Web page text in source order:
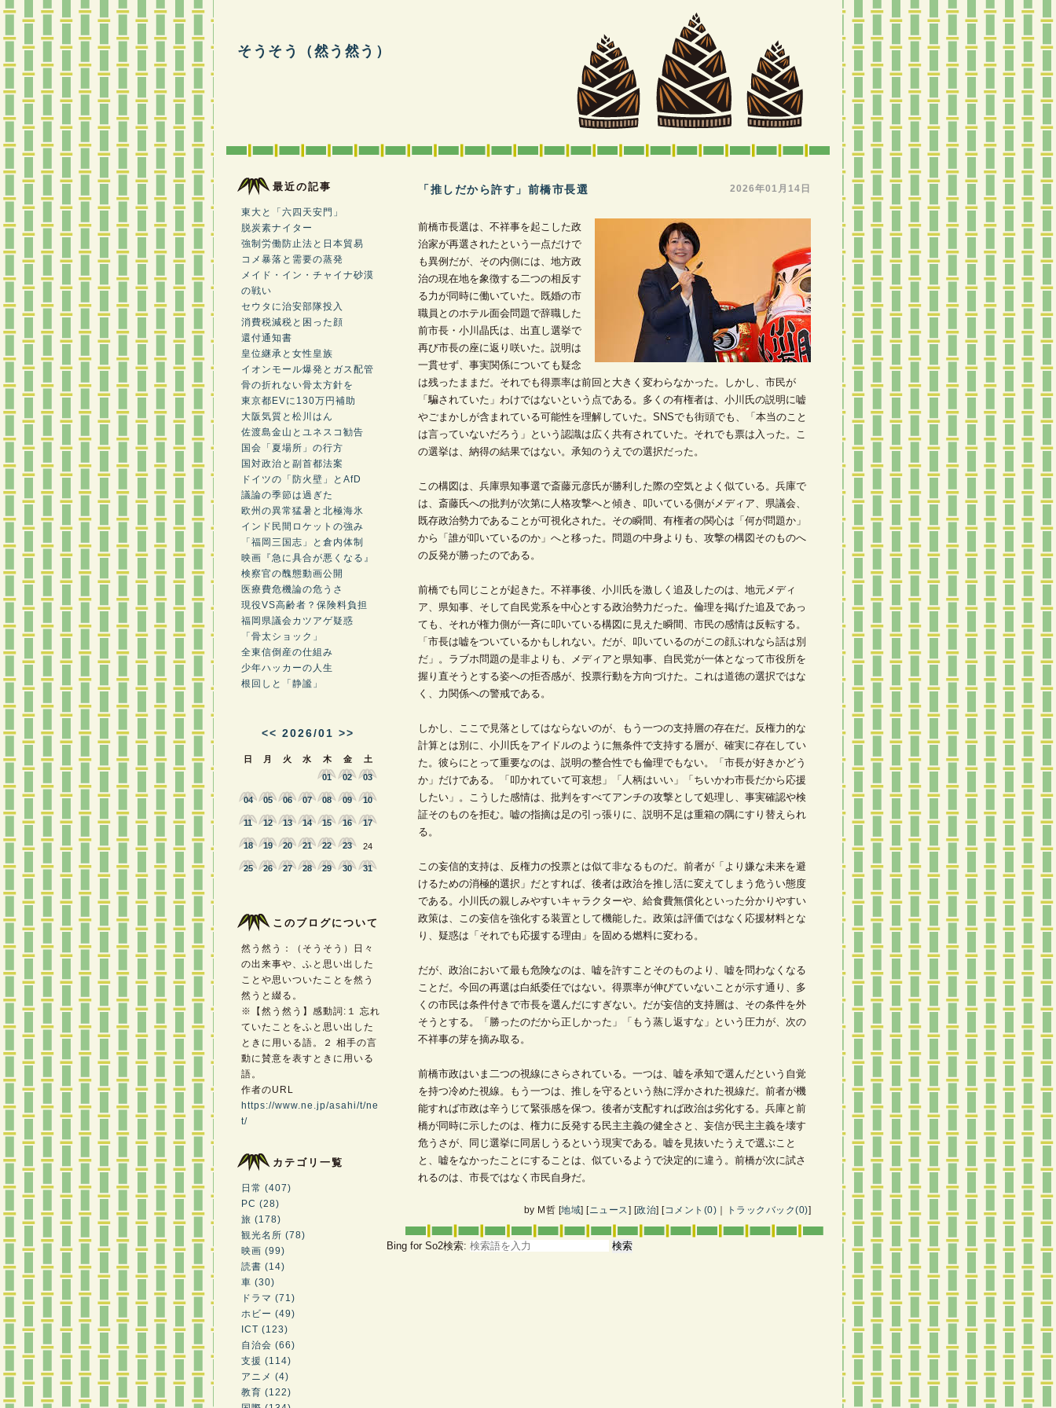
そうそう（然う然う）
最近の記事
東大と「六四天安門」
脱炭素ナイター
強制労働防止法と日本貿易
コメ暴落と需要の蒸発
メイド・イン・チャイナ砂漠
の戦い
セウタに治安部隊投入
消費税減税と困った顔
還付通知書
皇位継承と女性皇族
イオンモール爆発とガス配管
骨の折れない骨太方針を
東京都EVに130万円補助
大阪気質と松川はん
佐渡島金山とユネスコ勧告
国会「夏場所」の行方
国対政治と副首都法案
ドイツの「防火壁」とAfD
議論の季節は過ぎた
欧州の異常猛暑と北極海氷
インド民間ロケットの強み
「福岡三国志」と倉内体制
映画『急に具合が悪くなる』
検察官の醜態動画公開
医療費危機論の危うさ
現役VS高齢者？保険料負担
福岡県議会カツアゲ疑惑
「骨太ショック」
全東信倒産の仕組み
少年ハッカーの人生
根回しと「静謐」
<< 2026/01 >>
日 月 火 水 木 金
土
01
02 03
04 05 06 07 08 09 10
11 12 13 14 15 16 17
18 19 20 21 22 23 24
25 26 27 28 29 30 31
このブログについて
然う然う：（そうそう）日々
の出来事や、ふと思い出した
ことや思いついたことを然う
然うと綴る。
※【然う然う】感動詞:１ 忘れ
ていたことをふと思い出した
ときに用いる語。２ 相手の言
動に賛意を表すときに用いる
語。
作者のURL
https://www.ne.jp/asahi/t/ne
t/
カテゴリ一覧
日常 (407)
PC (28)
旅 (178)
観光名所 (78)
映画 (99)
読書 (14)
車 (30)
ドラマ (71)
ホビー (49)
ICT (123)
自治会 (66)
支援 (114)
アニメ (4)
教育 (122)
「推しだから許す」前橋市長選 2026年01月14日
前橋市長選は、不祥事を起こした政
治家が再選されたという一点だけで
も異例だが、その内側には、地方政
治の現在地を象徴する二つの相反す
る力が同時に働いていた。既婚の市
職員とのホテル面会問題で辞職した
前市長・小川晶氏は、出直し選挙で
再び市長の座に返り咲いた。説明は
一貫せず、事実関係についても疑念
は残ったままだ。それでも得票率は前回と大きく変わらなかった。しかし、市民が
「騙されていた」わけではないという点である。多くの有権者は、小川氏の説明に嘘
やごまかしが含まれている可能性を理解していた。SNSでも街頭でも、「本当のこと
は言っていないだろう」という認識は広く共有されていた。それでも票は入った。こ
の選挙は、納得の結果ではない。承知のうえでの選択だった。
この構図は、兵庫県知事選で斎藤元彦氏が勝利した際の空気とよく似ている。兵庫で
は、斎藤氏への批判が次第に人格攻撃へと傾き、叩いている側がメディア、県議会、
既存政治勢力であることが可視化された。その瞬間、有権者の関心は「何が問題か」
から「誰が叩いているのか」へと移った。問題の中身よりも、攻撃の構図そのものへ
の反発が勝ったのである。
前橋でも同じことが起きた。不祥事後、小川氏を激しく追及したのは、地元メディ
ア、県知事、そして自民党系を中心とする政治勢力だった。倫理を掲げた追及であっ
ても、それが権力側が一斉に叩いている構図に見えた瞬間、市民の感情は反転する。
「市長は嘘をついているかもしれない。だが、叩いているのがこの顔ぶれなら話は別
だ」。ラブホ問題の是非よりも、メディアと県知事、自民党が一体となって市役所を
握り直そうとする姿への拒否感が、投票行動を方向づけた。これは道徳の選択ではな
く、力関係への警戒である。
しかし、ここで見落としてはならないのが、もう一つの支持層の存在だ。反権力的な
計算とは別に、小川氏をアイドルのように無条件で支持する層が、確実に存在してい
た。彼らにとって重要なのは、説明の整合性でも倫理でもない。「市長が好きかどう
か」だけである。「叩かれていて可哀想」「人柄はいい」「ちいかわ市長だから応援
したい」。こうした感情は、批判をすべてアンチの攻撃として処理し、事実確認や検
証そのものを拒む。嘘の指摘は足の引っ張りに、説明不足は重箱の隅にすり替えられ
る。
この妄信的支持は、反権力の投票とは似て非なるものだ。前者が「より嫌な未来を避
けるための消極的選択」だとすれば、後者は政治を推し活に変えてしまう危うい態度
である。小川氏の親しみやすいキャラクターや、給食費無償化といった分かりやすい
政策は、この妄信を強化する装置として機能した。政策は評価ではなく応援材料とな
り、疑惑は「それでも応援する理由」を固める燃料に変わる。
だが、政治において最も危険なのは、嘘を許すことそのものより、嘘を問わなくなる
ことだ。今回の再選は白紙委任ではない。得票率が伸びていないことが示す通り、多
くの市民は条件付きで市長を選んだにすぎない。だが妄信的支持層は、その条件を外
そうとする。「勝ったのだから正しかった」「もう蒸し返すな」という圧力が、次の
不祥事の芽を摘み取る。
前橋市政はいま二つの視線にさらされている。一つは、嘘を承知で選んだという自覚
を持つ冷めた視線。もう一つは、推しを守るという熱に浮かされた視線だ。前者が機
能すれば市政は辛うじて緊張感を保つ。後者が支配すれば政治は劣化する。兵庫と前
橋が同時に示したのは、権力に反発する民主主義の健全さと、妄信が民主主義を壊す
危うさが、同じ選挙に同居しうるという現実である。嘘を見抜いたうえで選ぶこと
と、嘘をなかったことにすることは、似ているようで決定的に違う。前橋が次に試さ
れるのは、市長ではなく市民自身だ。
by M哲 [地域] [ニュース] [政治] [コメント(0) トラックバック(0)]
Bing for So2検索: 検索